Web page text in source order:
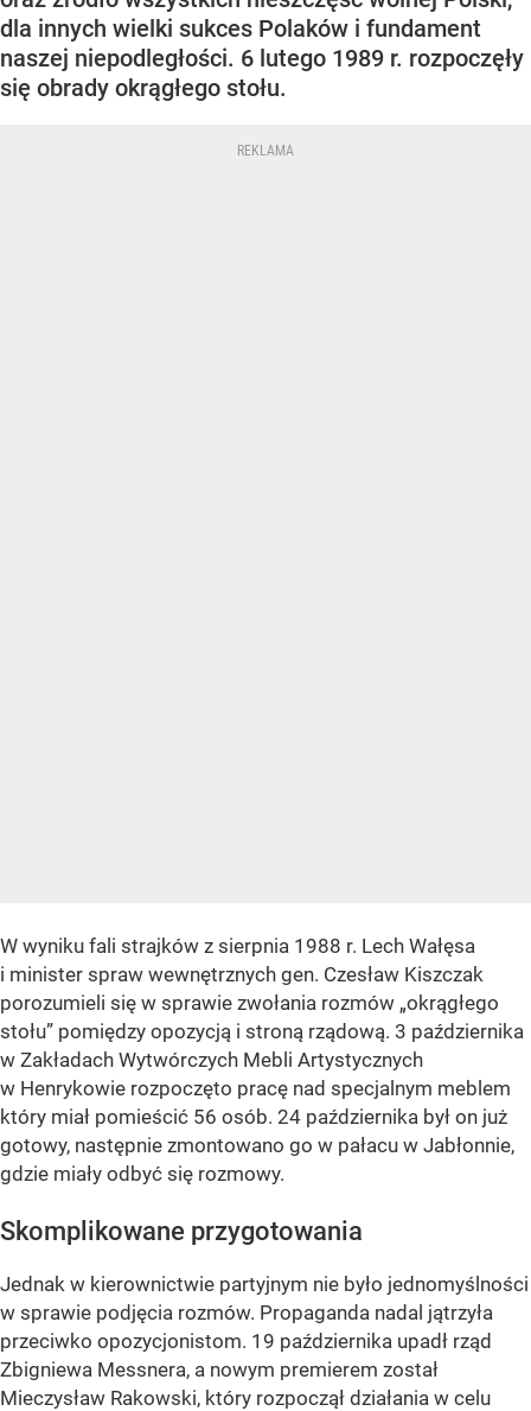
dla innych wielki sukces Polaków i fundament
naszej niepodległości. 6 lutego 1989 r. rozpoczęły
się obrady okrągłego stołu.
W wyniku fali strajków z sierpnia 1988 r. Lech Wałęsa
i minister spraw wewnętrznych gen. Czesław Kiszczak
porozumieli się w sprawie zwołania rozmów „okrągłego
stołu” pomiędzy opozycją i stroną rządową. 3 października
w Zakładach Wytwórczych Mebli Artystycznych
w Henrykowie rozpoczęto pracę nad specjalnym meblem
który miał pomieścić 56 osób. 24 października był on już
gotowy, następnie zmontowano go w pałacu w Jabłonnie,
gdzie miały odbyć się rozmowy.
Skomplikowane przygotowania
Jednak w kierownictwie partyjnym nie było jednomyślności
w sprawie podjęcia rozmów. Propaganda nadal jątrzyła
przeciwko opozycjonistom. 19 października upadł rząd
Zbigniewa Messnera, a nowym premierem został
Mieczysław Rakowski, który rozpoczął działania w celu